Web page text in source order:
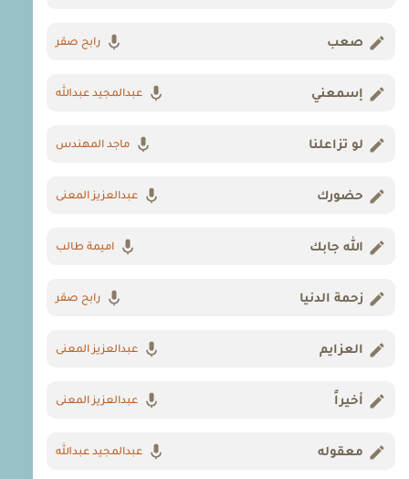
صعب رابح صقر
إسمعني عبدالمجيد عبدالله
لو تزاعلنا ماجد المهندس
حضورك عبدالعزيز المعنى
الله جابك اميمة طالب
زحمة الدنيا رابح صقر
العزايم عبدالعزيز المعنى
أخيراً عبدالعزيز المعنى
معقوله عبدالمجيد عبدالله